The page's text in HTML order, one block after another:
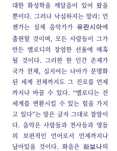
대한 화성학을 깨달음이 있어 왔을
뿐이다. 그러나 낙심하지는 말라; 언
젠가는 실제 음악가가유란시아에
출현할 것이며, 모든 사람들이 그가
만든 멜로디의 장엄한 선율에 매혹
될 것이다. 그러한 한 인간 존재가
국가 전체, 심지어는 나아가 문명화
된 세계 전체까지도 그 진로를 언제
까지나 바꿀 수 있다. “멜로디는 전
세계를 변환시킬 수 있는 힘을 가지
고 있다”는 말은 글자 그대로 참말이
다. 음악은 사람들과 천사들과 영들
의 보편적인 언어로서 언제까지나
남아있을 것이다. 화음은하보나의